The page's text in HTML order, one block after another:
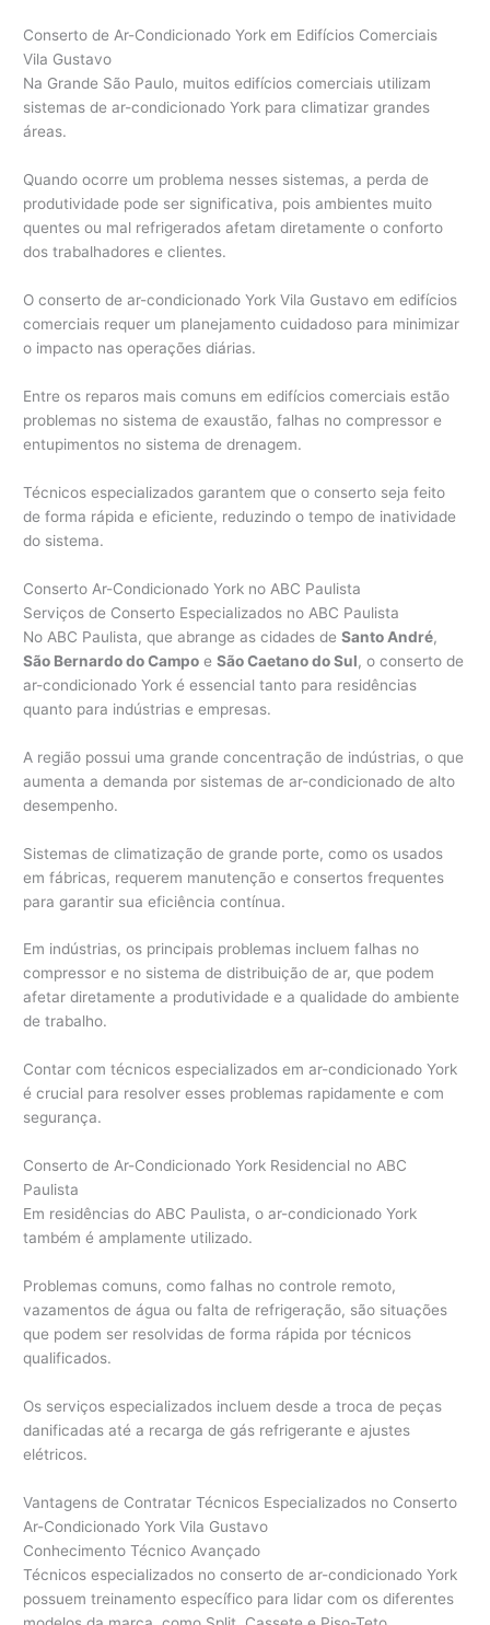
Conserto de Ar-Condicionado York em Edifícios Comerciais
Vila Gustavo
Na Grande São Paulo, muitos edifícios comerciais utilizam
sistemas de ar-condicionado York para climatizar grandes
áreas.
Quando ocorre um problema nesses sistemas, a perda de
produtividade pode ser significativa, pois ambientes muito
quentes ou mal refrigerados afetam diretamente o conforto
dos trabalhadores e clientes.
O conserto de ar-condicionado York Vila Gustavo em edifícios
comerciais requer um planejamento cuidadoso para minimizar
o impacto nas operações diárias.
Entre os reparos mais comuns em edifícios comerciais estão
problemas no sistema de exaustão, falhas no compressor e
entupimentos no sistema de drenagem.
Técnicos especializados garantem que o conserto seja feito
de forma rápida e eficiente, reduzindo o tempo de inatividade
do sistema.
Conserto Ar-Condicionado York no ABC Paulista
Serviços de Conserto Especializados no ABC Paulista
No ABC Paulista, que abrange as cidades deSanto André,
São Bernardo do Campo eSão Caetano do Sul, o conserto de
ar-condicionado York é essencial tanto para residências
quanto para indústrias e empresas.
A região possui uma grande concentração de indústrias, o que
aumenta a demanda por sistemas de ar-condicionado de alto
desempenho.
Sistemas de climatização de grande porte, como os usados
em fábricas, requerem manutenção e consertos frequentes
para garantir sua eficiência contínua.
Em indústrias, os principais problemas incluem falhas no
compressor e no sistema de distribuição de ar, que podem
afetar diretamente a produtividade e a qualidade do ambiente
de trabalho.
Contar com técnicos especializados em ar-condicionado York
é crucial para resolver esses problemas rapidamente e com
segurança.
Conserto de Ar-Condicionado York Residencial no ABC
Paulista
Em residências do ABC Paulista, o ar-condicionado York
também é amplamente utilizado.
Problemas comuns, como falhas no controle remoto,
vazamentos de água ou falta de refrigeração, são situações
que podem ser resolvidas de forma rápida por técnicos
qualificados.
Os serviços especializados incluem desde a troca de peças
danificadas até a recarga de gás refrigerante e ajustes
elétricos.
Vantagens de Contratar Técnicos Especializados no Conserto
Ar-Condicionado York Vila Gustavo
Conhecimento Técnico Avançado
Técnicos especializados no conserto de ar-condicionado York
possuem treinamento específico para lidar com os diferentes